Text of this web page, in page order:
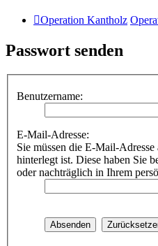
Operation Kantholz
Passwort senden
Benutzername:
E-Mail-Adresse:
Sie müssen die E-Mail-
hinterlegt ist. Diese haben Sie
oder nachträglich in Ihrem